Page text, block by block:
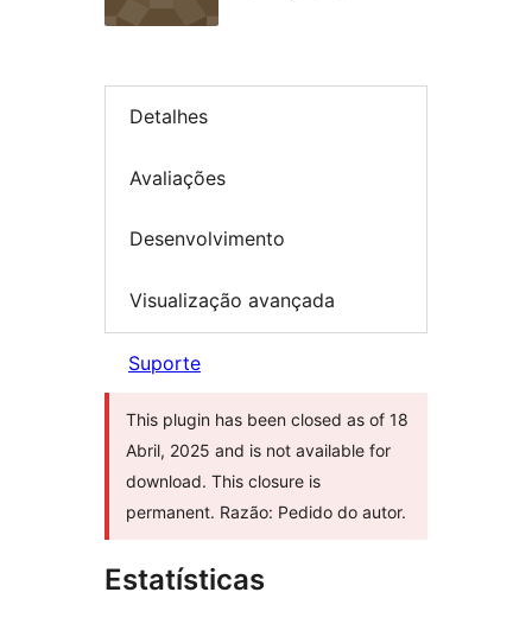
Detalhes
Avaliações
Desenvolvimento
Visualização avançada
Suporte
This plugin has been closed as of 18
Abril, 2025 and is not available for
download. This closure is
permanent. Razão: Pedido do autor.
Estatísticas